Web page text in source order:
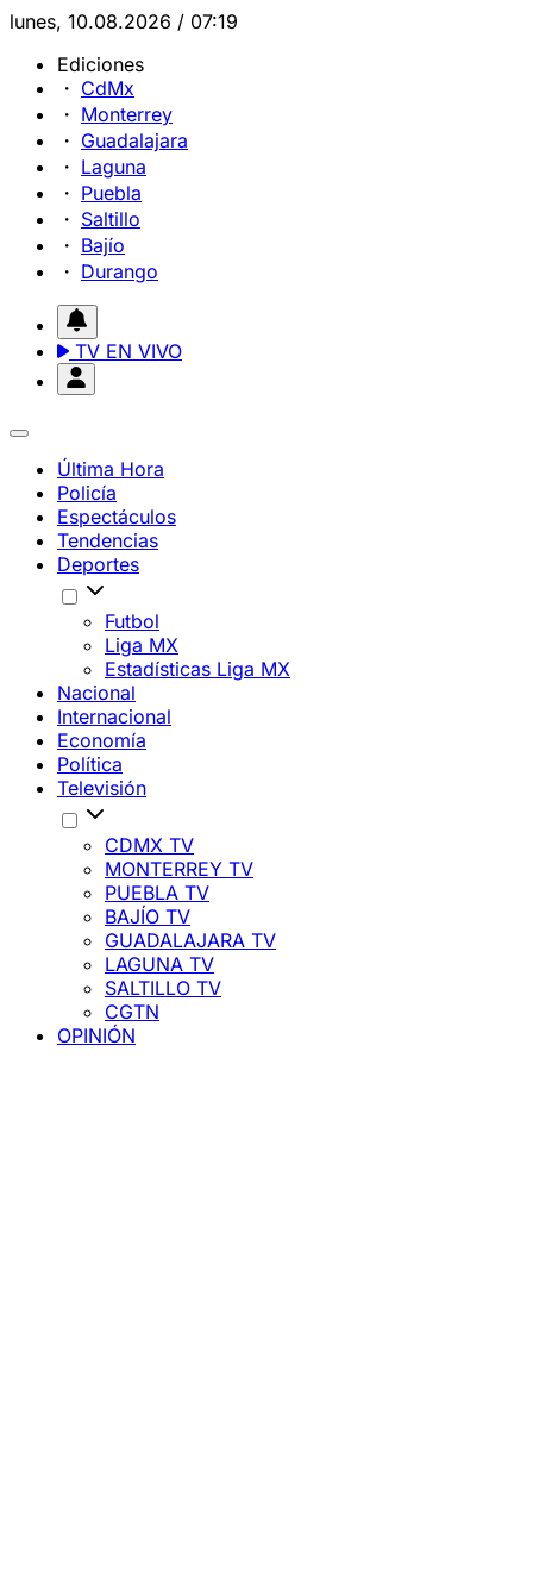
lunes, 10.08.2026 / 07:19
Ediciones
CdMx
Monterrey
Guadalajara
Laguna
Puebla
Saltillo
Bajío
Durango
TV EN VIVO
Última Hora
Policía
Espectáculos
Tendencias
Deportes
Futbol
Liga MX
Estadísticas Liga MX
Nacional
Internacional
Economía
Política
Televisión
CDMX TV
MONTERREY TV
PUEBLA TV
BAJÍO TV
GUADALAJARA TV
LAGUNA TV
SALTILLO TV
CGTN
OPINIÓN